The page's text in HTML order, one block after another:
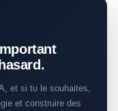
et si tu le souhaites,
et construire des